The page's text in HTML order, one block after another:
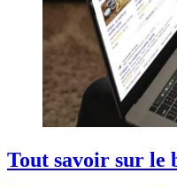
Tout savoir sur le